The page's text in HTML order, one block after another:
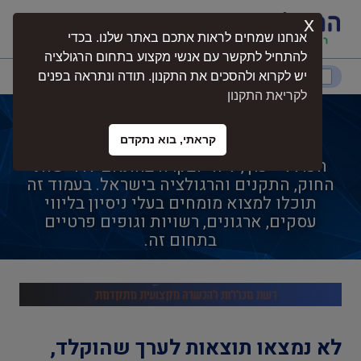
דרום המרכז ירושלים צפון
בודקים מוסמכים לגז
בודקים מוסמכים לגז הוא תחום מקצועי
הכולל ייעוץ, ליווי ובקרה בהתאם לדרישות
החוק, התקנים והרגולציה בישראל. בעמוד זה
תוכלו למצוא מומחים בעלי ניסיון בליווי
עסקים, ארגונים, רשויות וגופים פרטיים
בתחום זה.
חקלאות
בטיחות
בריאות
לא נמצאו תוצאות לערך שהוקלד,
אנחנו שמחים לראות אתכם באתר שלנו. בכדי
להתחיל לתקשר עם אנשי מקצוע בתחום הרגולציה
יש לקרוא ולהסכים את התקנון. תודה ונתראה בפנים
לקריאת התקנון
קראתי, בוא נתקדם
x